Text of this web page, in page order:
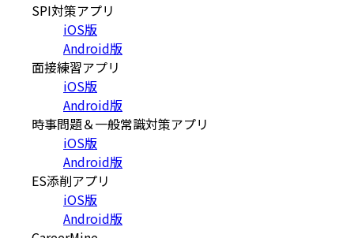
SPI対策アプリ
iOS版
Android版
面接練習アプリ
iOS版
Android版
時事問題＆一般常識対策アプリ
iOS版
Android版
ES添削アプリ
iOS版
Android版